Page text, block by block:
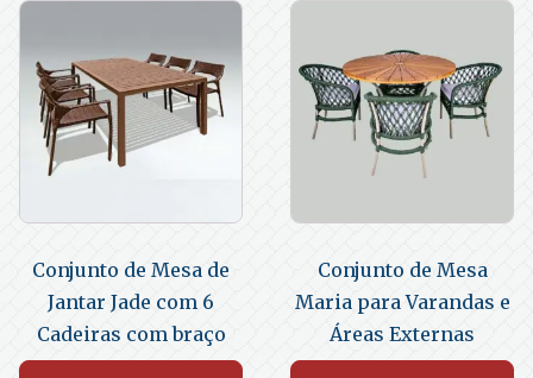
Conjunto de Mesa de
Jantar Jade com 6
Cadeiras com braço
Conjunto de Mesa
Maria para Varandas e
Áreas Externas